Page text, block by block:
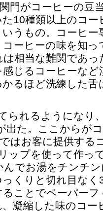
門がコーヒーの豆
10種類以上のコ
うもの。コーヒー
ーヒーの味を知
相当な難関であ
じるコーヒーな
るほど洗練した
られるようになり
出た。ここからが
はお客に提供する
ップを使って作っ
でお湯をチンチ
くりと切れ目な
ことでペーパー
凝縮した味のコー